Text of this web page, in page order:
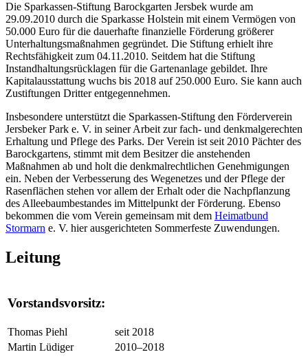
Die Sparkassen-Stiftung Barockgarten Jersbek wurde am
29.09.2010 durch die Sparkasse Holstein mit einem Vermögen von
50.000 Euro für die dauerhafte finanzielle Förderung größerer
Unterhaltungsmaßnahmen gegründet. Die Stiftung erhielt ihre
Rechtsfähigkeit zum 04.11.2010. Seitdem hat die Stiftung
Instandhaltungsrücklagen für die Gartenanlage gebildet. Ihre
Kapitalausstattung wuchs bis 2018 auf 250.000 Euro. Sie kann auch
Zustiftungen Dritter entgegennehmen.
Insbesondere unterstützt die Sparkassen-Stiftung den Förderverein
Jersbeker Park e. V. in seiner Arbeit zur fach- und denkmalgerechten
Erhaltung und Pflege des Parks. Der Verein ist seit 2010 Pächter des
Barockgartens, stimmt mit dem Besitzer die anstehenden
Maßnahmen ab und holt die denkmalrechtlichen Genehmigungen
ein. Neben der Verbesserung des Wegenetzes und der Pflege der
Rasenflächen stehen vor allem der Erhalt oder die Nachpflanzung
des Alleebaumbestandes im Mittelpunkt der Förderung. Ebenso
bekommen die vom Verein gemeinsam mit dem Heimatbund
Stormarn e. V. hier ausgerichteten Sommerfeste Zuwendungen.
Leitung
Vorstandsvorsitz:
Thomas Piehl
seit 2018
Martin Lüdiger
2010–2018